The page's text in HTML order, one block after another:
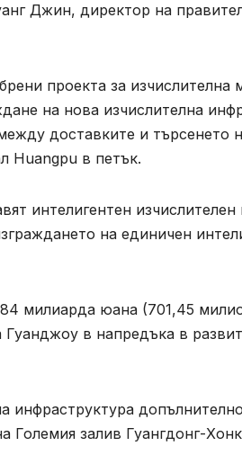
Джин, директор на
проекта за
на нова изчислителна
доставките и търсенето
Huangpu в петък.
интелигентен
на единичен
милиарда юана (701,45
в напредъка в
инфраструктура
Големия залив Гуангдонг-